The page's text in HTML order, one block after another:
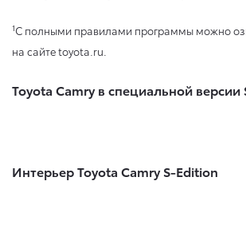
1С полными правилами программы можно
на сайте toyota.ru.
Toyota Camry в специальной версии
Интерьер Toyota Camry S-Edition